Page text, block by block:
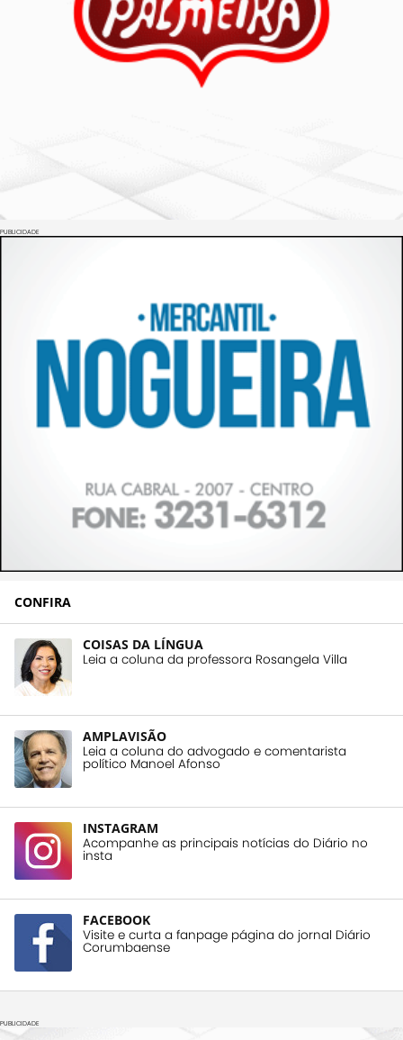
PUBLICIDADE
CONFIRA
COISAS DA LÍNGUA
Leia a coluna da professora Rosangela Villa
AMPLAVISÃO
Leia a coluna do advogado e comentarista
político Manoel Afonso
INSTAGRAM
Acompanhe as principais notícias do Diário no
insta
FACEBOOK
Visite e curta a fanpage página do jornal Diário
Corumbaense
PUBLICIDADE